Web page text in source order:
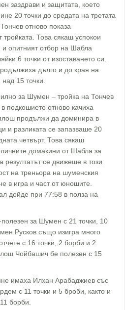
заздрави и защитата, което
20 точки до средата на третата
отново показа
Това сякаш успокои
и опитният отбор на Шабла
6 точки от изоставането си.
дълго и до края на
над 15 точки.
за Шумен – тройка на Тончев
подкошието отново качиха
продължи да доминира в
и разликата се запазваше 20
четвърт. Това сякаш
домакини от Шабла за
се движеше в този
на треньора на шуменския
в игра и част от юношите.
дойде при 77:58 в полза на
за Шумен с 21 точки, 10
Русков също изигра много
с 16 точки, 2 борби и 2
Чойбашич бе полезен с 15
имаха Илхан Арабаджиев със
с 11 точки и 5 броби, както и
борби.